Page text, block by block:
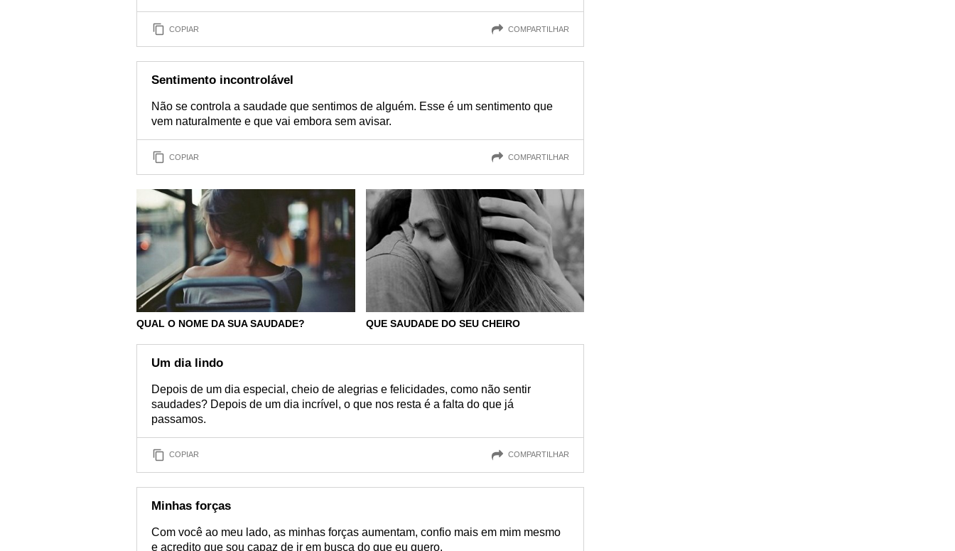
COPIAR COMPARTILHAR
Sentimento incontrolável
Não se controla a saudade que sentimos de alguém. Esse é um sentimento que
vem naturalmente e que vai embora sem avisar.
COPIAR COMPARTILHAR
QUAL O NOME DA SUA SAUDADE? QUE SAUDADE DO SEU CHEIRO
Um dia lindo
Depois de um dia especial, cheio de alegrias e felicidades, como não sentir
saudades? Depois de um dia incrível, o que nos resta é a falta do que já
passamos.
COPIAR COMPARTILHAR
Minhas forças
Com você ao meu lado, as minhas forças aumentam, confio mais em mim mesmo
e acredito que sou capaz de ir em busca do que eu quero.